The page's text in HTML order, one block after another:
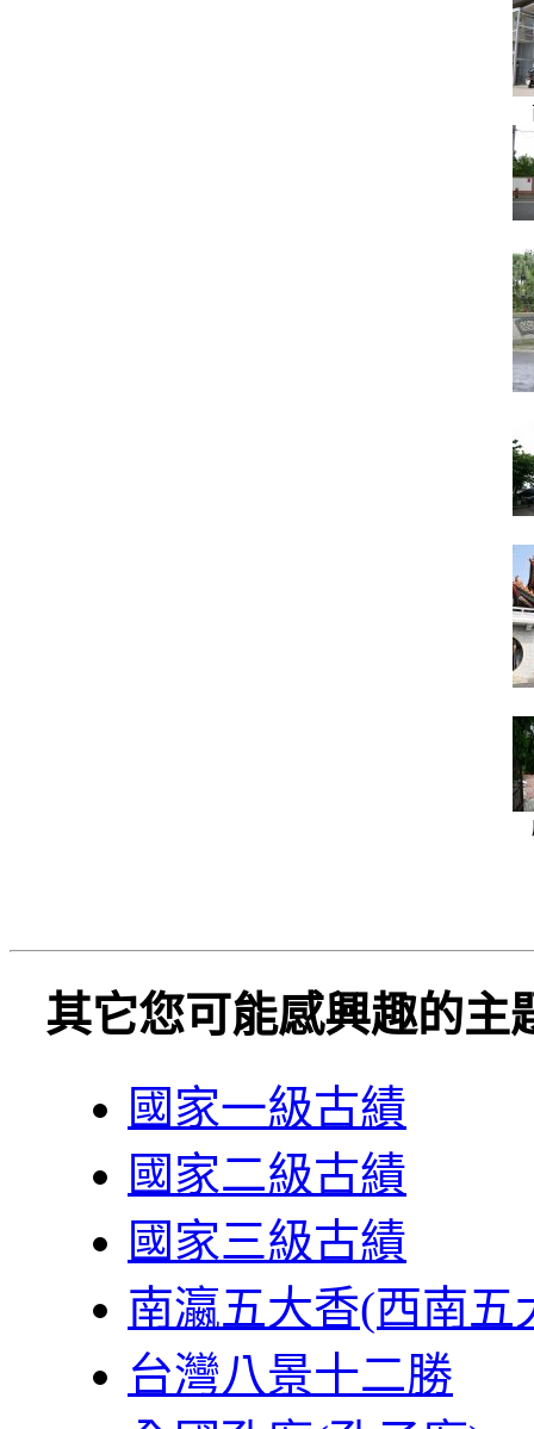
其它您可能感興趣的主
國家一級古績
國家二級古績
國家三級古績
南瀛五大香(西南五
台灣八景十二勝